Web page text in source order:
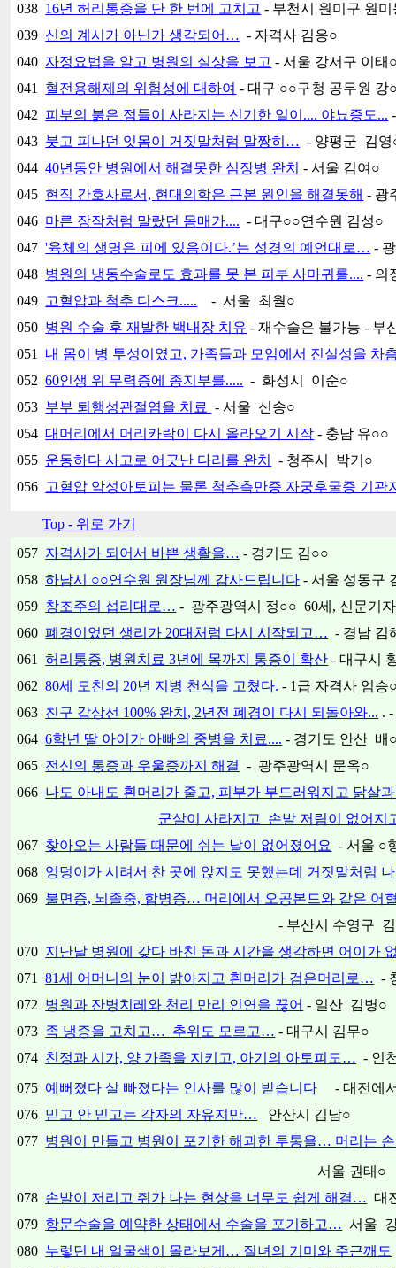
038 16년 허리통증을 단 한 번에 고치고 - 부천시 원미구 원
039 신의 계시가 아닌가 생각되어… - 자격사 김응○
040 자정요법을 알고 병원의 실상을 보고 - 서울 강서구 이태
041 혈전용해제의 위험성에 대하여 - 대구 ○○구청 공무원 강
042 피부의 붉은 점들이 사라지는 신기한 일이.... 야뇨증도...
043 붓고 피나던 잇몸이 거짓말처럼 말짱히… - 양평군 김영
04440년동안 병원에서 해결못한 심장병 완치 - 서울 김여○
045 현직 간호사로서, 현대의학은 근본 원인을 해결못해 - 광
046 마른 장작처럼 말랐던 몸매가.... - 대구○○연수원 김성○
047'육체의 생명은 피에 있음이다.’는 성경의 예언대로… -
048 병원의 냉동수술로도 효과를 못 본 피부 사마귀를.... - 의
049 고혈압과 척추 디스크..... - 서울 최월○
050 병원 수술 후 재발한 백내장 치유 - 재수술은 불가능 - 부
051 내 몸이 병 투성이였고, 가족들과 모임에서 진실성을 차
05260인생 위 무력증에 종지부를..... - 화성시 이순○
053 부부 퇴행성관절염을 치료 - 서울 신송○
054대머리에서 머리카락이 다시 올라오기 시작 - 충남 유○○
055 운동하다 사고로 어긋난 다리를 완치
- 청주시 박기○
056 고혈압 악성아토피는 물론 척추측만증 자궁후굴증 기관
Top - 위로 가기
057 자격사가 되어서 바쁜 생활을… - 경기도 김○○
058하남시 ○○연수원 원장님께 감사드립니다 - 서울 성동구
059 창조주의 섭리대로… - 광주광역시 정○○ 60세, 신문기자
060폐경이었던 생리가 20대처럼 다시 시작되고… - 경남 김
061허리통증, 병원치료 3년에 목까지 통증이 확산 - 대구시
06280세 모친의 20년 지병 천식을 고쳤다. - 1급 자격사 엄승
063 친구 갑상선 100% 완치, 2년전 폐경이 다시 되돌아와... .
0646학년 딸 아이가 아빠의 중병을 치료.... - 경기도 안산 배
065 전신의 통증과 우울증까지 해결 - 광주광역시 문옥○
066 나도 아내도 흰머리가 줄고, 피부가 부드러워지고 닭살
군살이 사라지고 손발 저림이 없어지
067 찾아오는 사람들 때문에 쉬는 날이 없어졌어요 - 서울 ○
068 엉덩이가 시려서 찬 곳에 앉지도 못했는데 거짓말처럼
069 불면증, 뇌졸중, 합병증… 머리에서 오공본드와 같은 어
- 부산시 수영구 김
070 지난날 병원에 갖다 바친 돈과 시간을 생각하면 어이가
07181세 어머니의 눈이 밝아지고 흰머리가 검은머리로… -
072 병원과 잔병치레와 천리 만리 인연을 끊어 - 일산 김병○
073 족 냉증을 고치고… 추위도 모르고… - 대구시 김무○
074 친정과 시가, 양 가족을 지키고, 아기의 아토피도… - 인
075 예뻐졌다 살 빠졌다는 인사를 많이 받습니다 - 대전에
076 믿고 안 믿고는 각자의 자유지만… 안산시 김남○
077 병원이 만들고 병원이 포기한 해괴한 투통을… 머리는
서울 권태○
078 손발이 저리고 쥐가 나는 현상을 너무도 쉽게 해결… 대
079 항문수술을 예약한 상태에서 수술을 포기하고… 서울
080 누렇던 내 얼굴색이 몰라보게… 질녀의 기미와 주근깨도